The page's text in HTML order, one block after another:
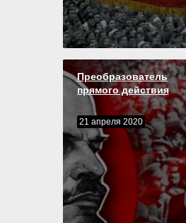
Преобразователь
прямого действия
21 апреля 2020